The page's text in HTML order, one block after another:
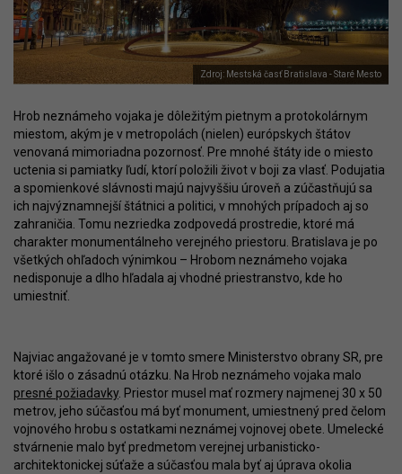
Zdroj: Mestská časť Bratislava - Staré Mesto
Hrob neznámeho vojaka je dôležitým pietnym a protokolárnym
miestom, akým je v metropolách (nielen) európskych štátov
venovaná mimoriadna pozornosť. Pre mnohé štáty ide o miesto
uctenia si pamiatky ľudí, ktorí položili život v boji za vlasť. Podujatia
a spomienkové slávnosti majú najvyššiu úroveň a zúčastňujú sa
ich najvýznamnejší štátnici a politici, v mnohých prípadoch aj so
zahraničia. Tomu nezriedka zodpovedá prostredie, ktoré má
charakter monumentálneho verejného priestoru. Bratislava je po
všetkých ohľadoch výnimkou – Hrobom neznámeho vojaka
nedisponuje a dlho hľadala aj vhodné priestranstvo, kde ho
umiestniť.
Najviac angažované je v tomto smere Ministerstvo obrany SR, pre
ktoré išlo o zásadnú otázku. Na Hrob neznámeho vojaka malo
presné požiadavky. Priestor musel mať rozmery najmenej 30 x 50
metrov, jeho súčasťou má byť monument, umiestnený pred čelom
vojnového hrobu s ostatkami neznámej vojnovej obete. Umelecké
stvárnenie malo byť predmetom verejnej urbanisticko-
architektonickej súťaže a súčasťou mala byť aj úprava okolia